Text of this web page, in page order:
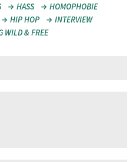
HASS
HOMOPHOBIE
HIP HOP
INTERVIEW
WILD & FREE